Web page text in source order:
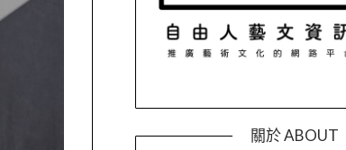
關於 ABOUT